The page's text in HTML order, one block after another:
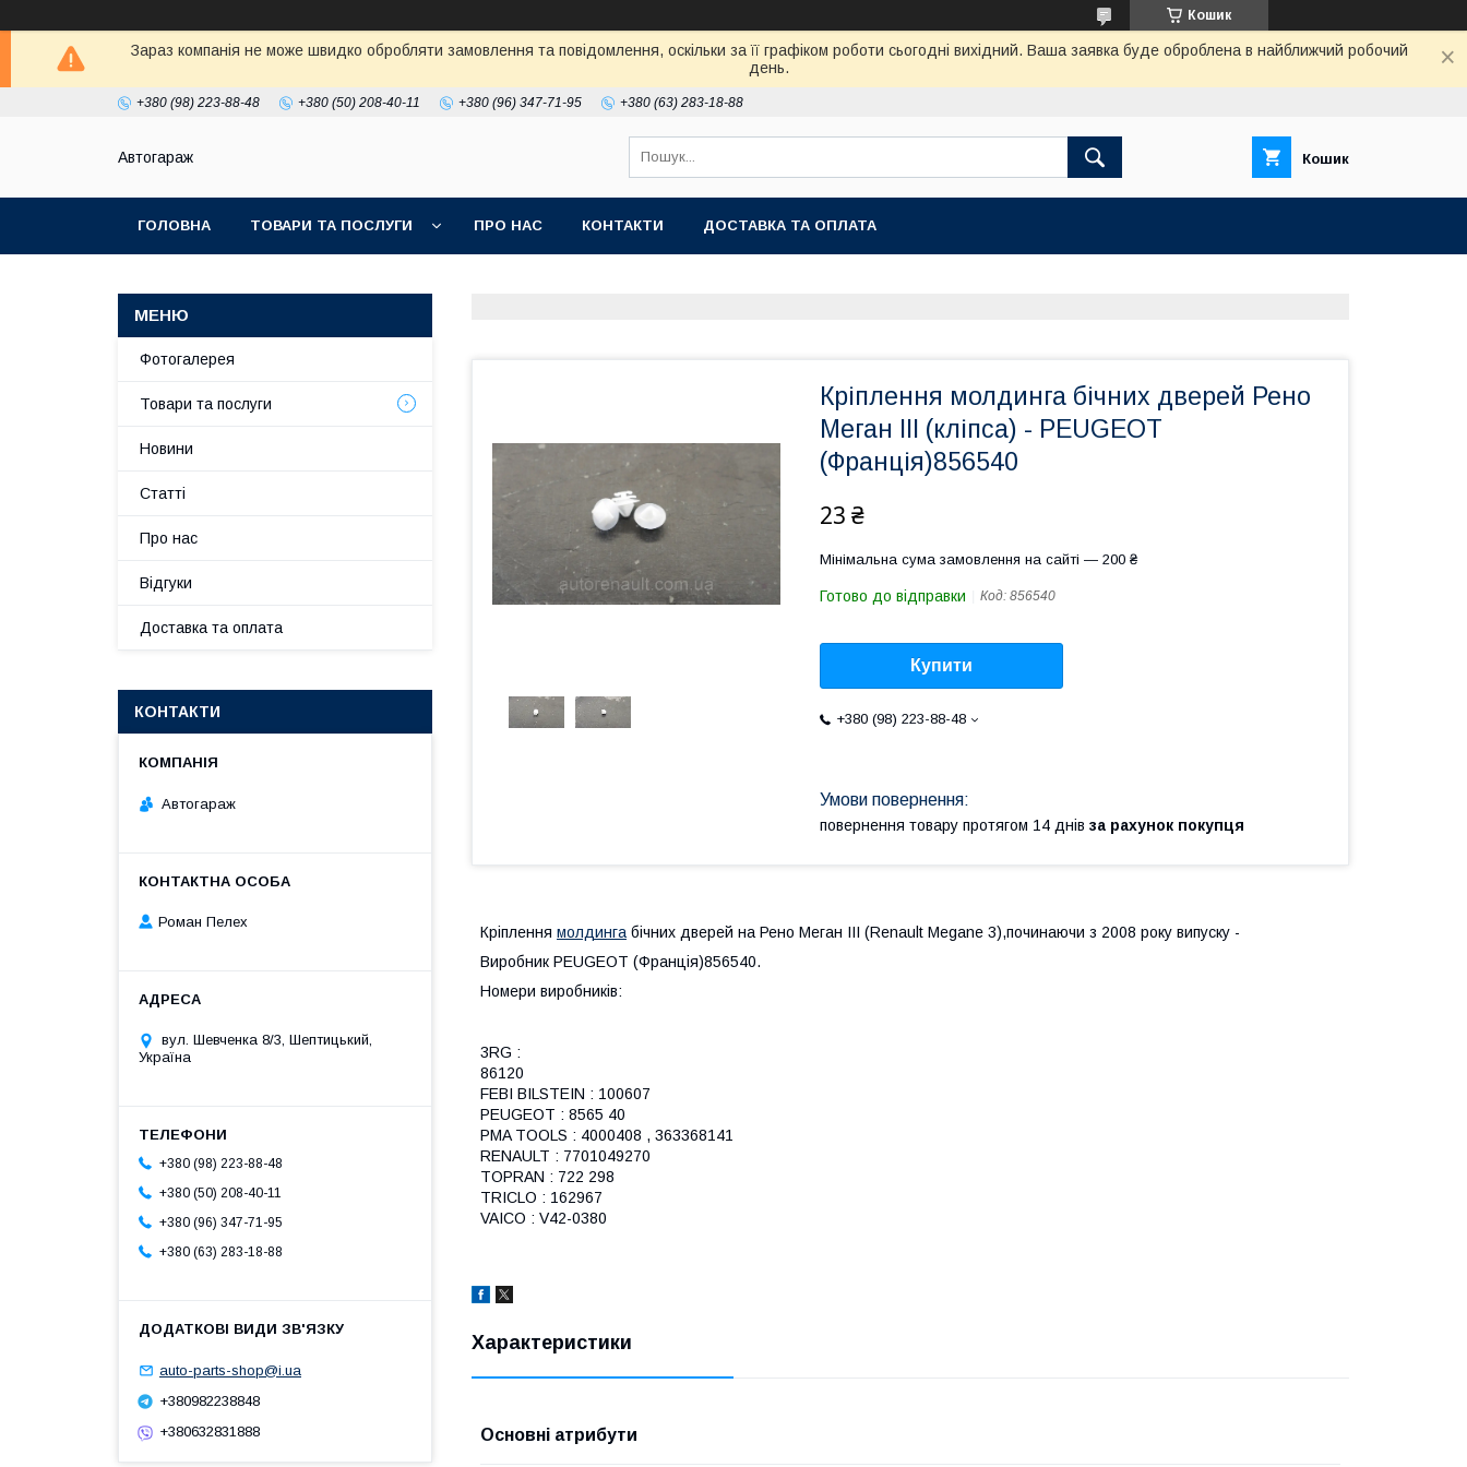
Кошик
Зараз компанія не може швидко обробляти замовлення та повідомлення, оскільки за її графіком роботи сьогодні вихідний. Ваша заявка буде оброблена в найближчий робочий
день.
+380 (98) 223-88-48 +380 (50) 208-40-11 +380 (96) 347-71-95 +380 (63) 283-18-88
Автогараж Кошик
ГОЛОВНА ТОВАРИ ТА ПОСЛУГИ ПРО НАС КОНТАКТИ ДОСТАВКА ТА ОПЛАТА
Кріплення молдинга бічних дверей Рено
Меган III (кліпса) - PEUGEOT
(Франція)856540
23 ₴
Мінімальна сума замовлення на сайті — 200 ₴
Готово до відправки Код: 856540
Купити
+380 (98) 223-88-48
повернення товару протягом 14 днів за рахунок покупця
Кріплення молдинга бічних дверей на Рено Меган III (Renault Megane 3),починаючи з 2008 року випуску -
Виробник PEUGEOT (Франція)856540.
Номери виробників:
3RG :
86120
FEBI BILSTEIN : 100607
PEUGEOT : 8565 40
PMA TOOLS : 4000408 , 363368141
RENAULT : 7701049270
TOPRAN : 722 298
TRICLO : 162967
VAICO : V42-0380
Характеристики
Основні атрибути
Фотогалерея
Товари та послуги
Новини
Статті
Про нас
Відгуки
Доставка та оплата
КОНТАКТИ
Автогараж
Роман Пелех
вул. Шевченка 8/3, Шептицький,
Україна
+380 (98) 223-88-48
+380 (50) 208-40-11
+380 (96) 347-71-95
+380 (63) 283-18-88
auto-parts-shop@i.ua
+380982238848
+380632831888